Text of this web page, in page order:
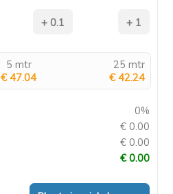
5 mtr
€ 47.04
25 mtr
€ 42.24
0%
€ 0.00
€ 0.00
€ 0.00